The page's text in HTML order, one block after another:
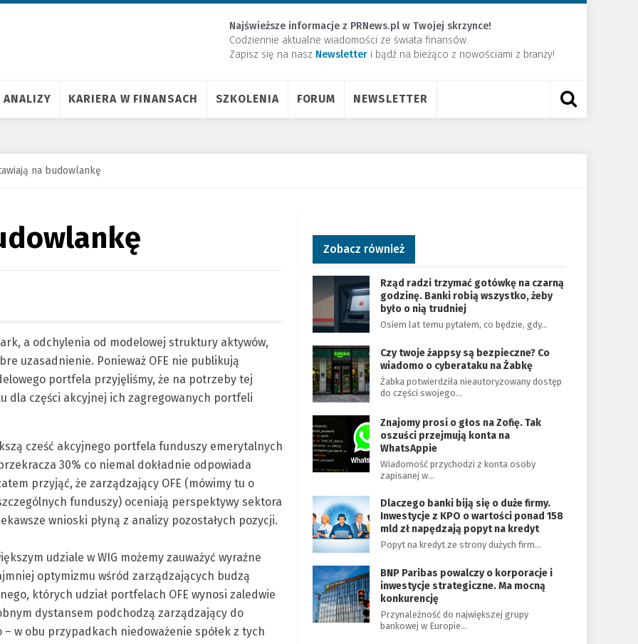
Najświeższe informacje z PRNews.pl w Twojej skrzynce!
Codziennie aktualne wiadomości ze świata finansów.
Zapisz się na nasz Newsletter ​i bądź na bieżąco z nowościami z branży!
ANALIZY KARIERA W FINANSACH SZKOLENIA FORUM NEWSLETTER
na budowlankę
a odchylenia od modelowej struktury aktywów,
uzasadnienie. Ponieważ OFE nie publikują
portfela przyjęliśmy, że na potrzeby tej
dla części akcyjnej ich zagregowanych portfeli
cześć akcyjnego portfela funduszy emerytalnych
30% co niemal dokładnie odpowiada
przyjąć, że zarządzający OFE (mówimy tu o
funduszy) oceniają perspektywy sektora
wnioski płyną z analizy pozostałych pozycji.
udziale w WIG możemy zauważyć wyraźne
optymizmu wśród zarządzających budzą
których udział portfelach OFE wynosi zaledwie
dystansem podchodzą zarządzający do
w obu przypadkach niedoważenie spółek z tych
Zobacz również
Rząd radzi trzymać gotówkę na czarną
godzinę. Banki robią wszystko, żeby
było o nią trudniej
Osiem lat temu pytałem, co będzie, gdy…
Czy twoje żappsy są bezpieczne? Co
wiadomo o cyberataku na Żabkę
Żabka potwierdziła nieautoryzowany dostęp
do części swojego…
Znajomy prosi o głos na Zofię. Tak
oszuści przejmują konta na
WhatsAppie
Wiadomość przychodzi z konta osoby
zapisanej w…
Dlaczego banki biją się o duże firmy.
Inwestycje z KPO o wartości ponad 158
mld zł napędzają popyt na kredyt
Popyt na kredyt ze strony dużych firm…
BNP Paribas powalczy o korporacje i
inwestycje strategiczne. Ma mocną
konkurencję
Przynależność do największej grupy
bankowej w Europie…